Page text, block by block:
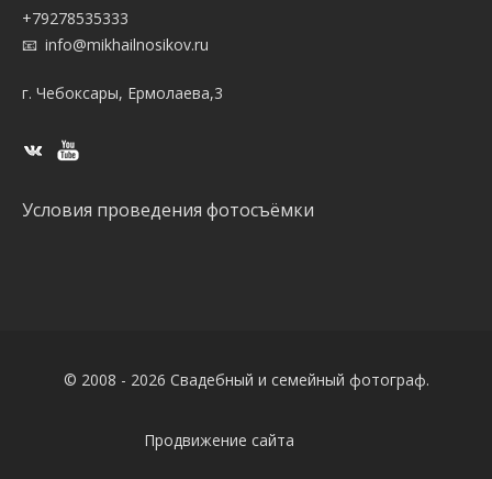
+79278535333
info@mikhailnosikov.ru
г. Чебоксары, Ермолаева,3
Условия проведения фотосъёмки
© 2008 - 2026 Свадебный и семейный фотограф.
Продвижение сайта